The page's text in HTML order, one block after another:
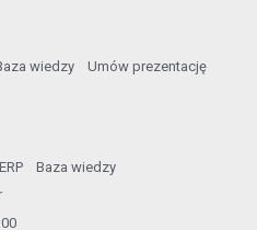
wiedzy
Umów prezentację
Baza wiedzy